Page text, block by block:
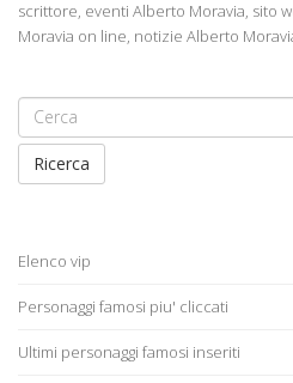
scrittore, eventi Alberto Moravia, sito
Moravia on line, notizie Alberto
Ricerca
Elenco vip
Personaggi famosi piu' cliccati
Ultimi personaggi famosi inseriti